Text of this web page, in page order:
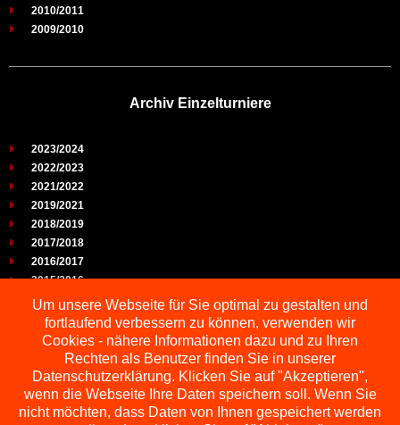
2010/2011
2009/2010
Archiv Einzelturniere
2023/2024
2022/2023
2021/2022
2019/2021
2018/2019
2017/2018
2016/2017
2015/2016
2014/2015
2013/2014
2012/2013
2011/2012
2010/2011
2009/2010
Um unsere Webseite für Sie optimal zu gestalten und
fortlaufend verbessern zu können, verwenden wir
Cookies - nähere Informationen dazu und zu Ihren
Rechten als Benutzer finden Sie in unserer
Datenschutzerklärung. Klicken Sie auf "Akzeptieren",
wenn die Webseite Ihre Daten speichern soll. Wenn Sie
nicht möchten, dass Daten von Ihnen gespeichert werden